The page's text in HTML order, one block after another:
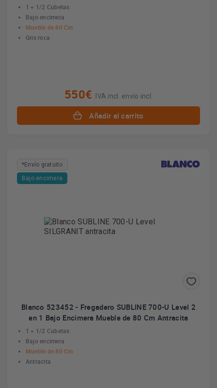
1 + 1/2 Cubetas
Bajo encimera
Mueble de 80 Cm
Gris roca
550€ IVA incl. envío incl.
Añadir al carrito
*Envío gratuito
Bajo encimera
Blanco 523452 - Fregadero SUBLINE 700-U Level 2
en 1 Bajo Encimera Mueble de 80 Cm Antracita
1 + 1/2 Cubetas
Bajo encimera
Mueble de 80 Cm
Antracita